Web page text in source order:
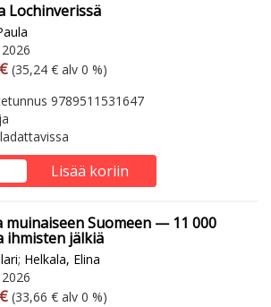
Lochinverissä
hinta
Arvonlisäveroton hinta
(35,24 € alv 0 %)
9789511531647
Lisää koriin
muinaiseen Suomeen — 11 000
ihmisten jälkiä
; Helkala, Elina
hinta
Arvonlisäveroton hinta
(33,66 € alv 0 %)